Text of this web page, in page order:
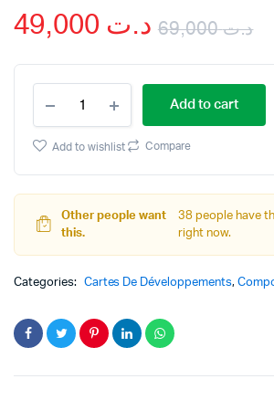
د.ت69,000 د.ت
Mega
2560
avec
quantity
Add to cart
Add to wishlist Compare
Other people want
this.
38 people have
right now.
Categories: Cartes De Développements,